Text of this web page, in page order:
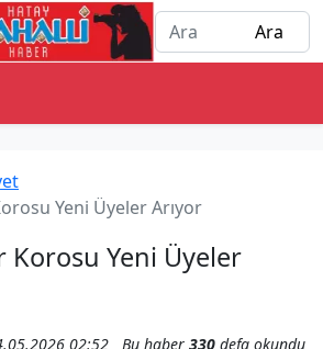
Yeni Üyeler Arıyor
Korosu Yeni Üyeler
02:52 Bu haber 330 defa okundu